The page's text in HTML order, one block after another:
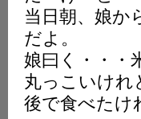
当日朝、娘か
だよ。
娘曰く・・・
丸っこいけれ
後で食べたけ